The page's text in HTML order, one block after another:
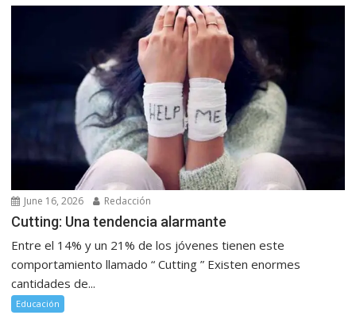
June 16, 2026 Redacción
Cutting: Una tendencia alarmante
Entre el 14% y un 21% de los jóvenes tienen este
comportamiento llamado “ Cutting ” Existen enormes
cantidades de...
Educación